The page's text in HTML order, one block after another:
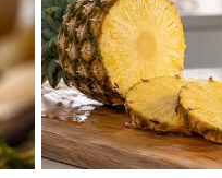
งใครให้เสียหาย แต่สำห
บอกเลยคุณก็ไม่รอด”